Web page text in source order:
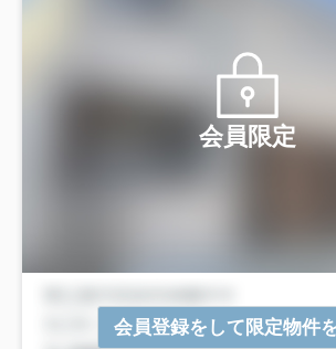
会員限定
会員登録をして限定物件